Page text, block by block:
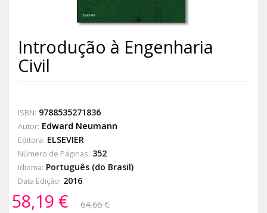
Introdução à Engenharia
Civil
ISBN: 9788535271836
Autor: Edward Neumann
Editora: ELSEVIER
Número de Páginas: 352
Idioma: Português (do Brasil)
Data Edição: 2016
58,19 €
64,66 €